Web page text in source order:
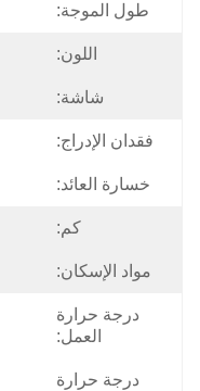
طول الموجة:
اللون:
شاشة:
فقدان الإدراج:
خسارة العائد:
كم:
مواد الإسكان:
درجة حرارة
العمل:
درجة حرارة